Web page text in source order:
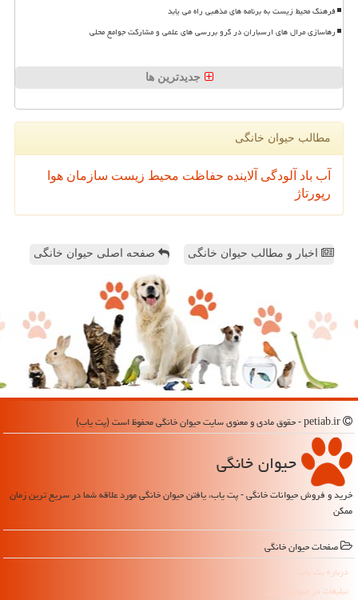
فرهنگ محیط زیست به برنامه های مذهبی راه می یابد
رهاسازی مرال های ارسباران در گرو بررسی های علمی و مشارکت جوامع محلی
جدیدترین ها
مطالب حیوان خانگی
آب باد آلودگی آلاینده حفاظت محیط زیست سازمان هوا
رپورتاژ
اخبار و مطالب حیوان خانگی صفحه اصلی حیوان خانگی
حیوان خانگی
خرید و فروش حیوانات خانگی - پت یاب، یافتن حیوان خانگی مورد علاقه شما در سریع ترین زمان
ممکن
صفحات حیوان خانگی
درباره پت یاب
تبلیغات در حیوان خانگی